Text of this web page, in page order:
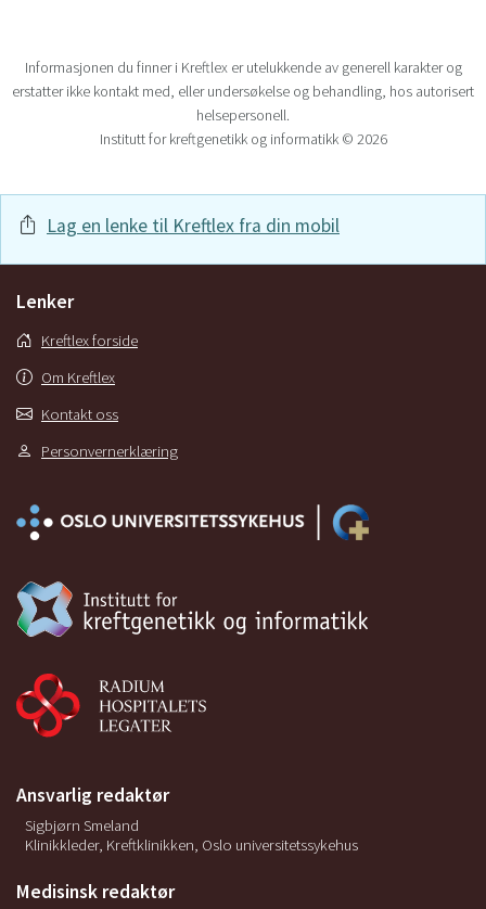
Informasjonen du finner i Kreftlex er utelukkende av generell karakter og
erstatter ikke kontakt med, eller undersøkelse og behandling, hos autorisert
helsepersonell.
Institutt for kreftgenetikk og informatikk © 2026
Lag en lenke til Kreftlex fra din mobil
Lenker
Kreftlex forside
Om Kreftlex
Kontakt oss
Personvernerklæring
Ansvarlig redaktør
Sigbjørn Smeland
Klinikkleder, Kreftklinikken, Oslo universitetssykehus
Medisinsk redaktør